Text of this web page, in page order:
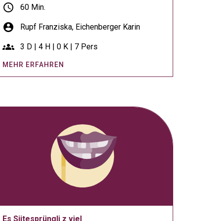
schedule 60 Min.
account_circle Rupf Franziska,Eichenberger Karin
groups 3 D | 4 H | 0 K | 7 Pers
MEHR ERFAHREN
Es Siitesprüngli z viel